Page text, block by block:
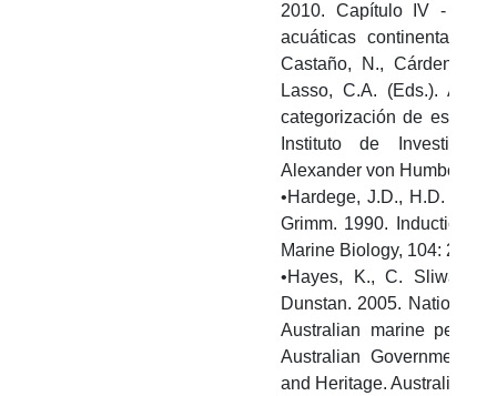
2010. Capítulo IV -
acuáticas continentales
Castaño, N., Cárdenas,
Lasso, C.A. (Eds.).
categorización de
Instituto de
Alexander von Humboldt.
•Hardege, J.D., H.D.
Grimm. 1990. Induction
Marine Biology, 104:
•Hayes, K., C. Sliwa,
Dunstan. 2005. National
Australian marine pests.
Australian Government
and Heritage. Australia. 94